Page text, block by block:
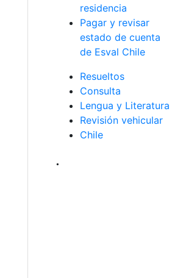
residencia
Pagar y revisar
estado de cuenta
de Esval Chile
Resueltos
Consulta
Lengua y Literatura
Revisión vehicular
Chile
.